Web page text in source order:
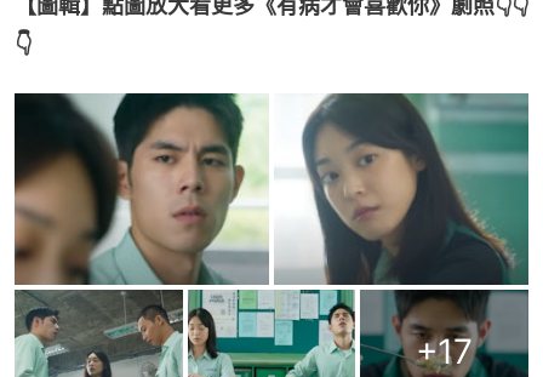
【圖輯】點圖放大看更多《有病才會喜歡你》劇照👇👇
👇
+17